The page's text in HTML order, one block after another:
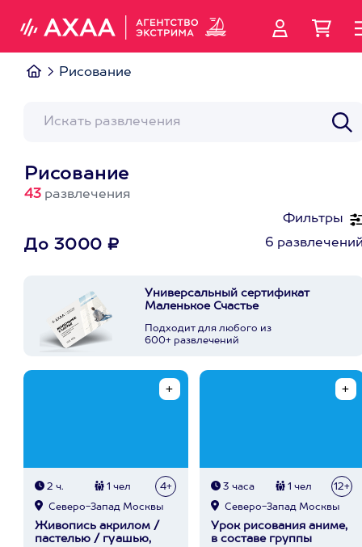
Рисование
Рисование
43 развлечения
Фильтры
До 3000 ₽ 6
Универсальный сертификат
Маленькое Счастье
Подходит для любого из
600+ развлечений
2 ч. 1 чел 4+
Северо-Запад Москвы
Живопись акрилом /
пастелью / гуашью,
3 часа 1 чел 12+
Северо-Запад Москвы
Урок рисования аниме,
в составе группы